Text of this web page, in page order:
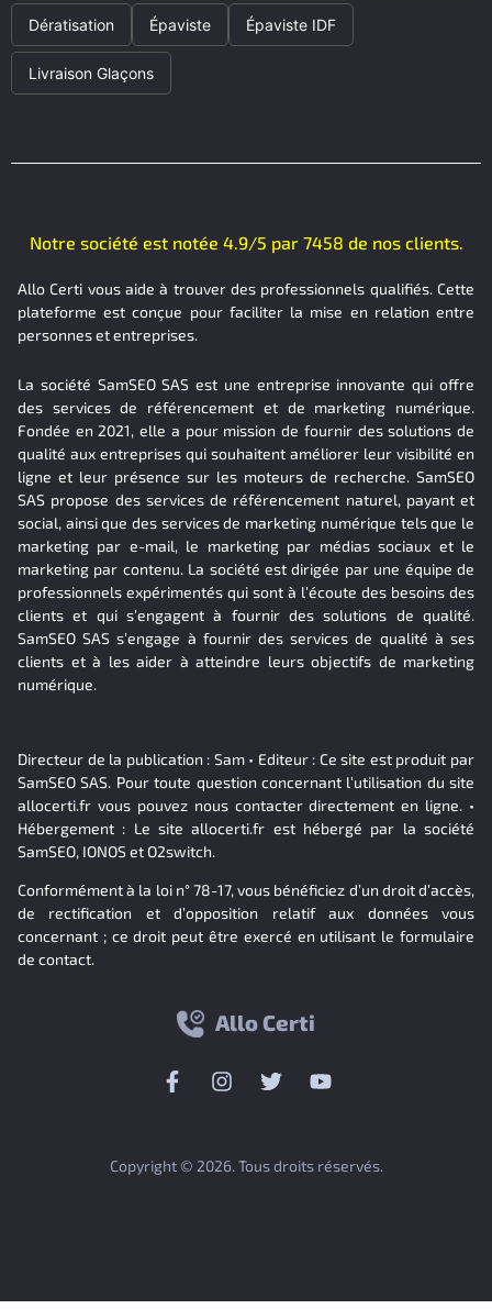
Dératisation Épaviste Épaviste IDF
Livraison Glaçons
Notre société est notée 4.9/5 par 7458 de nos clients.
Allo Certi vous aide à trouver des professionnels qualifiés. Cette
plateforme est conçue pour faciliter la mise en relation entre
personnes et entreprises.
La société SamSEO SAS est une entreprise innovante qui offre
des services de référencement et de marketing numérique.
Fondée en 2021, elle a pour mission de fournir des solutions de
qualité aux entreprises qui souhaitent améliorer leur visibilité en
ligne et leur présence sur les moteurs de recherche. SamSEO
SAS propose des services de référencement naturel, payant et
social, ainsi que des services de marketing numérique tels que le
marketing par e-mail, le marketing par médias sociaux et le
marketing par contenu. La société est dirigée par une équipe de
professionnels expérimentés qui sont à l’écoute des besoins des
clients et qui s’engagent à fournir des solutions de qualité.
SamSEO SAS s’engage à fournir des services de qualité à ses
clients et à les aider à atteindre leurs objectifs de marketing
numérique.
Directeur de la publication : Sam • Editeur : Ce site est produit par
SamSEO SAS. Pour toute question concernant l’utilisation du site
allocerti.fr vous pouvez nous contacter directement en ligne. •
Hébergement : Le site allocerti.fr est hébergé par la société
SamSEO, IONOS et O2switch.
Conformément à la loi n° 78-17, vous bénéficiez d’un droit d’accès,
de rectification et d’opposition relatif aux données vous
concernant ; ce droit peut être exercé en utilisant le formulaire
de contact.
Allo Certi
Copyright © 2026. Tous droits réservés.